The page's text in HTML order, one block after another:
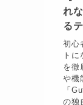
れ
る
初心
ト
を徹
や機
「
の独